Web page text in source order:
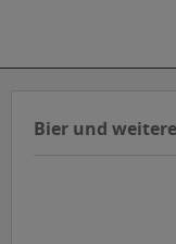
Bier und